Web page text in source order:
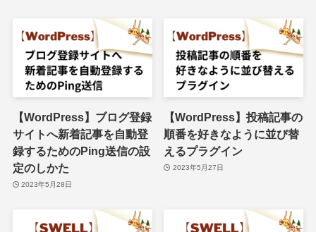
【WordPress】ブログ登録
サイトへ新着記事を自動登
録するためのPing送信の設
定のしかた
2023年5月28日
【WordPress】投稿記事の
順番を好きなように並び替
えるプラグイン
2023年5月27日